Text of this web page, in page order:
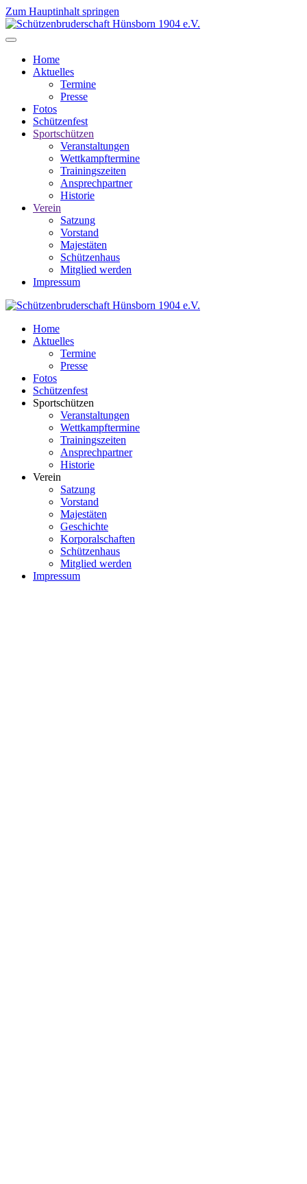
Zum Hauptinhalt springen
Home
Aktuelles
Termine
Presse
Fotos
Schützenfest
Sportschützen
Veranstaltungen
Wettkampftermine
Trainingszeiten
Ansprechpartner
Historie
Verein
Satzung
Vorstand
Majestäten
Schützenhaus
Mitglied werden
Impressum
Home
Aktuelles
Termine
Presse
Fotos
Schützenfest
Sportschützen
Veranstaltungen
Wettkampftermine
Trainingszeiten
Ansprechpartner
Historie
Verein
Satzung
Vorstand
Majestäten
Geschichte
Korporalschaften
Schützenhaus
Mitglied werden
Impressum